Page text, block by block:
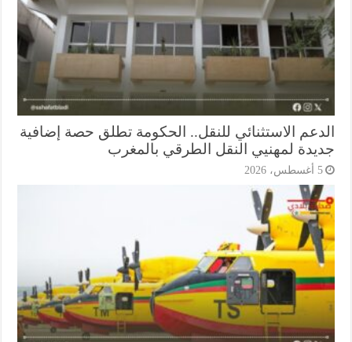
الاستثنائي للنقل.. الحكومة تطلق حصة إضافية
لمهنيي النقل الطرقي بالمغرب